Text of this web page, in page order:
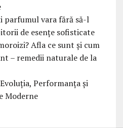
parfumul vara fără să-l
de esențe sofisticate
Afla ce sunt și cum
– remedii naturale de la
Performanța și
Moderne